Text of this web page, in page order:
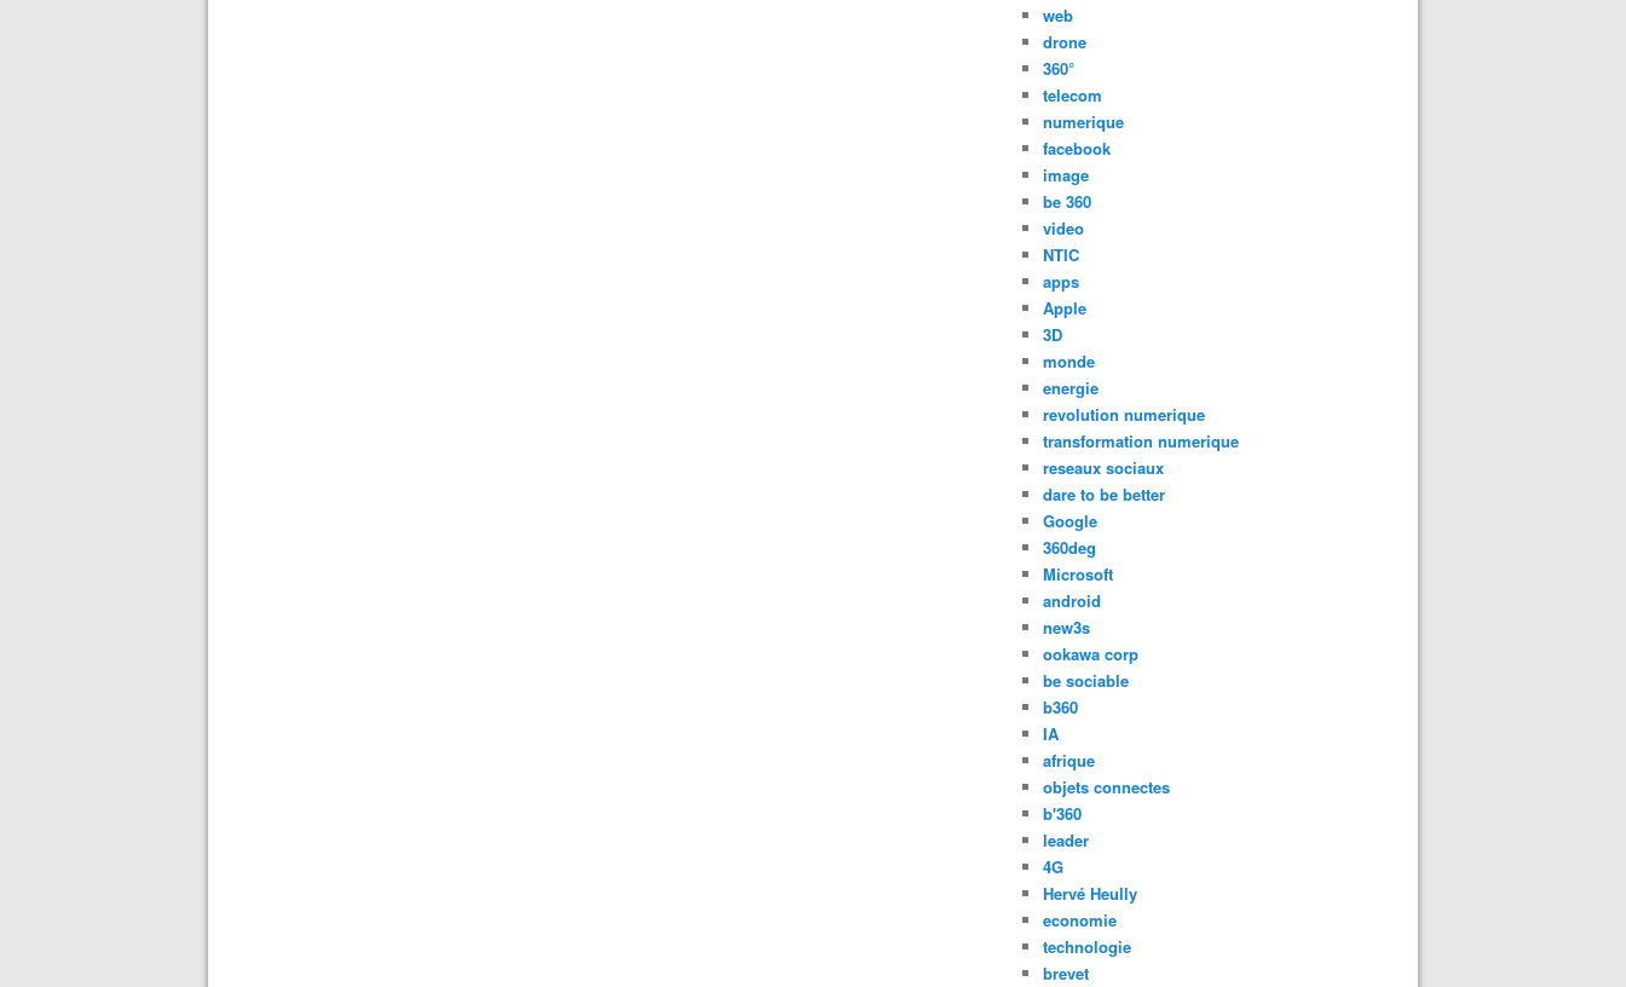
web
drone
360°
telecom
numerique
facebook
image
be 360
video
NTIC
apps
Apple
3D
monde
energie
revolution numerique
transformation numerique
reseaux sociaux
dare to be better
Google
360deg
Microsoft
android
new3s
ookawa corp
be sociable
b360
IA
afrique
objets connectes
b'360
leader
4G
Hervé Heully
economie
technologie
brevet